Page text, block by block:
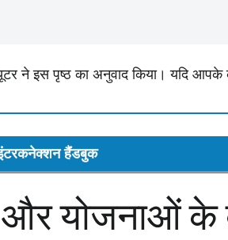
ने इस पृष्ठ का अनुवाद किया। यदि आपके
हैंडबुक
योजनाओं के